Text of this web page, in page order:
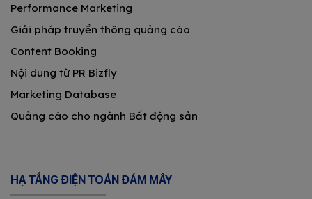
Performance Marketing
Giải pháp truyền thông quảng cáo
Content Booking
Nội dung từ PR Bizfly
Marketing Database
Quảng cáo cho ngành Bất động sản
HẠ TẦNG ĐIỆN TOÁN ĐÁM MÂY